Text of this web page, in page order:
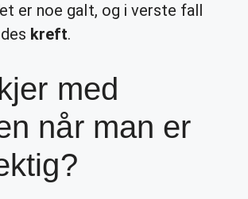
er noe galt, og i verste fall
kreft.
med
når man er